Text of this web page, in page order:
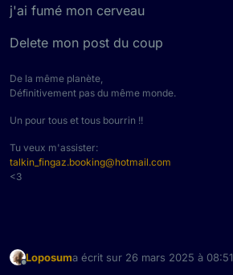
j'ai fumé mon cerveau
Delete mon post du coup
De la même planète,
Définitivement pas du même monde.
Un pour tous et tous bourrin !!
Tu veux m'assister:
talkin_fingaz.booking@hotmail.com
<3
Loposuma écrit sur 26 mars 2025 à 08:51
dernière édition par